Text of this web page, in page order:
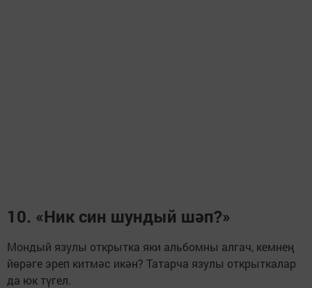
10. «Ник син шундый шәп?»
Мондый язулы открытка яки альбомны алгач, кемнең
йөрәге эреп китмәс икән? Татарча язулы открыткалар
да юк түгел.